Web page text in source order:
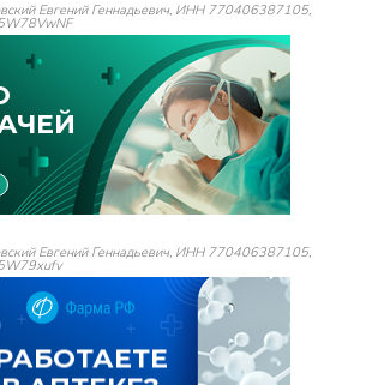
Евгений Геннадьевич, ИНН 770406387105,
Евгений Геннадьевич, ИНН 770406387105,